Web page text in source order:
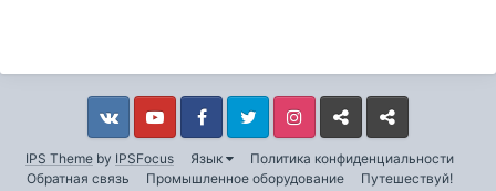
IPS Theme by IPSFocus Язык
Политика конфиденциальности
Обратная связь
Промышленное оборудование Путешествуй!
VkontakteYouTube FacebookTwitter InstagramLivejournalOdnoklassniki